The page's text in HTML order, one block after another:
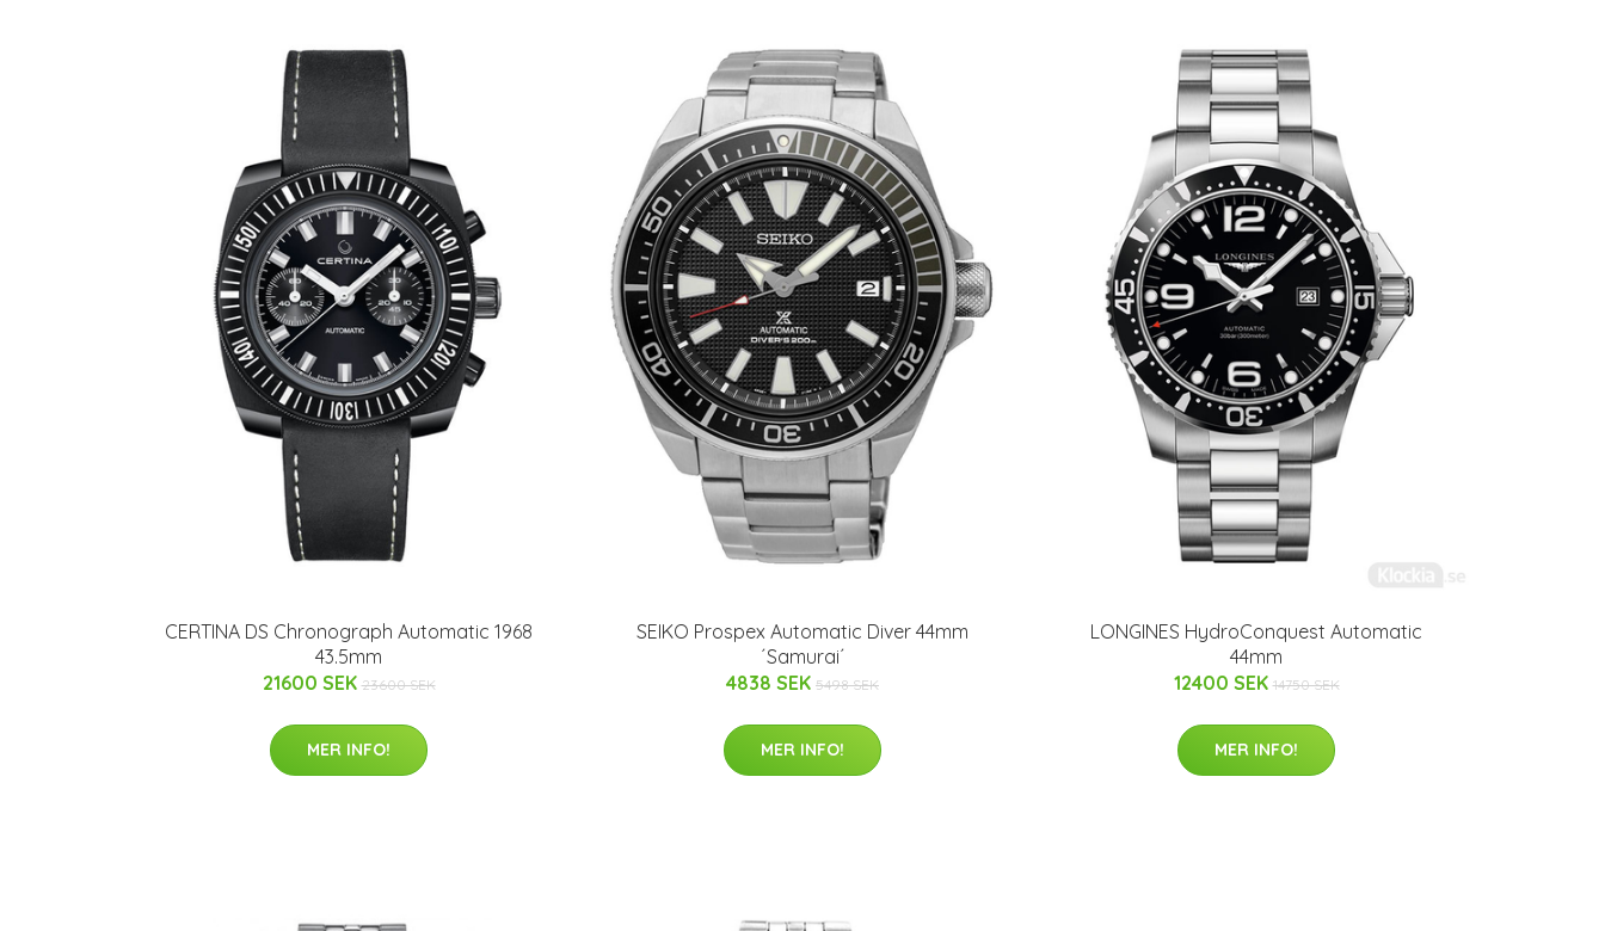
CERTINA DS Chronograph Automatic 1968
43.5mm
21600 SEK 23600 SEK
MER INFO!
SEIKO Prospex Automatic Diver 44mm
´Samurai´
4838 SEK 5498 SEK
MER INFO!
LONGINES HydroConquest Automatic
44mm
12400 SEK 14750 SEK
MER INFO!